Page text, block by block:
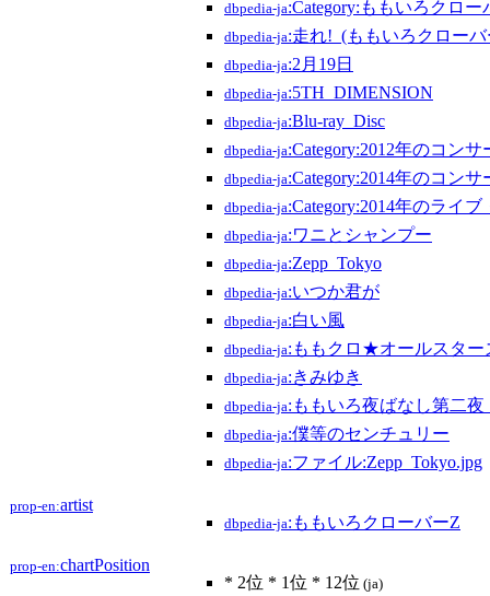
dbpedia-ja:Category:ももいろクロ
dbpedia-ja:走れ!_(ももいろクロー
dbpedia-ja:2月19日
dbpedia-ja:5TH_DIMENSION
dbpedia-ja:Blu-ray_Disc
dbpedia-ja:Category:2012年のコンサ
dbpedia-ja:Category:2014年のコンサ
dbpedia-ja:Category:2014年のライ
dbpedia-ja:ワニとシャンプー
dbpedia-ja:Zepp_Tokyo
dbpedia-ja:いつか君が
dbpedia-ja:白い風
dbpedia-ja:ももクロ★オールスター
dbpedia-ja:きみゆき
dbpedia-ja:ももいろ夜ばなし第二夜
dbpedia-ja:僕等のセンチュリー
dbpedia-ja:ファイル:Zepp_Tokyo.jpg
prop-en:artist
dbpedia-ja:ももいろクローバーZ
prop-en:chartPosition
* 2位 * 1位 * 12位 (ja)